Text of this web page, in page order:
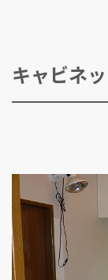
キャビネ